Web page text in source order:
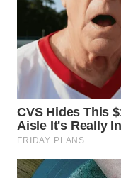
TEBING
TINGGI
PAKPAK
WN
KARAWANG